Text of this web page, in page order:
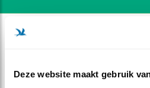
Deze website maakt gebruik